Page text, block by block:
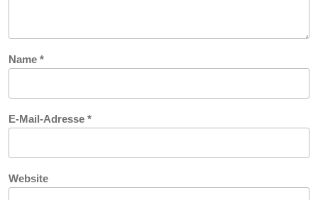
Name *
E-Mail-Adresse *
Website